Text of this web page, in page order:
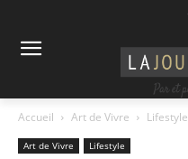
Accueil Art de Vivre Lifestyle
Art de Vivre Lifestyle